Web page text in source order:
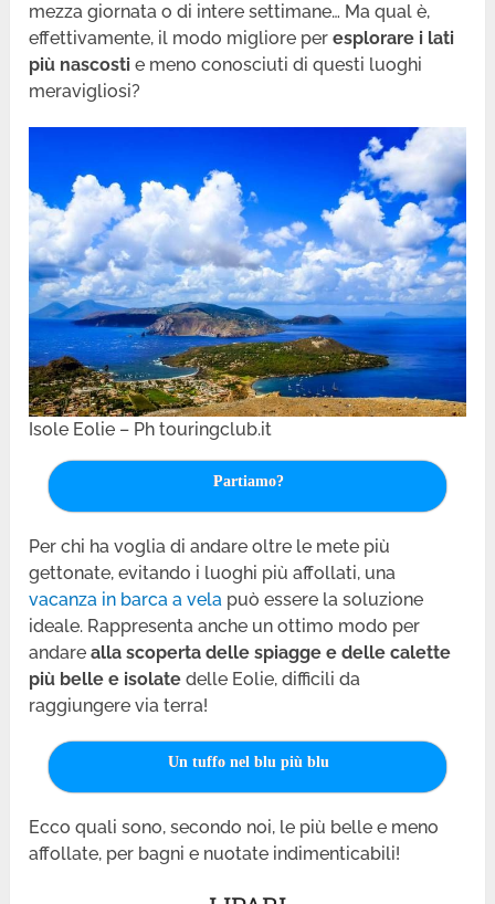
mezza giornata o di intere settimane… Ma qual è,
effettivamente, il modo migliore peresplorare i lati
più nascostie meno conosciuti di questi luoghi
meravigliosi?
Isole Eolie – Ph touringclub.it
Partiamo?
Per chi ha voglia di andare oltre le mete più
gettonate, evitando i luoghi più affollati, una
vacanza in barca a vela può essere la soluzione
ideale. Rappresenta anche un ottimo modo per
andarealla scoperta delle spiagge e delle calette
più belle e isolate delle Eolie, difficili da
raggiungere via terra!
Un tuffo nel blu più blu
Ecco quali sono, secondo noi, le più belle e meno
affollate, per bagni e nuotate indimenticabili!